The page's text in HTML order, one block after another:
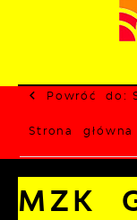
Powróć do:
Strona główna
MZK